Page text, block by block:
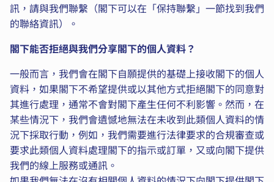
訊，請與我們聯繫（閣下可以在「保持聯繫」一節找到我們
的聯絡資訊）。
閣下能否拒絕與我們分享閣下的個人資料？
一般而言，我們會在閣下自願提供的基礎上接收閣下的個人
資料，如果閣下不希望提供或以其他方式拒絕閣下的同意對
其進行處理，通常不會對閣下產生任何不利影響。然而，在
某些情況下，我們會遺憾地無法在未收到此類個人資料的情
況下採取行動，例如，我們需要進行法律要求的合規審查或
要求此類個人資料處理閣下的指示或訂單，又或向閣下提供
我們的線上服務或通訊。